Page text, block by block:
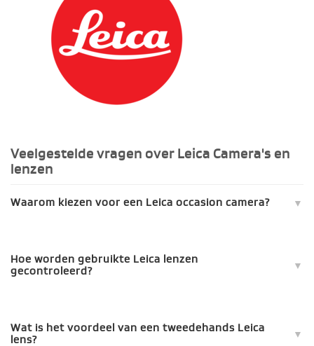
Veelgestelde vragen over Leica Camera's en
lenzen
Waarom kiezen voor een Leica occasion camera?
Hoe worden gebruikte Leica lenzen
gecontroleerd?
Wat is het voordeel van een tweedehands Leica
lens?